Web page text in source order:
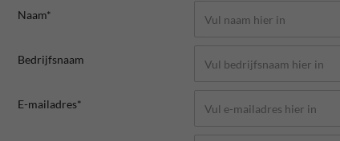
Naam*
Bedrijfsnaam
E-mailadres*